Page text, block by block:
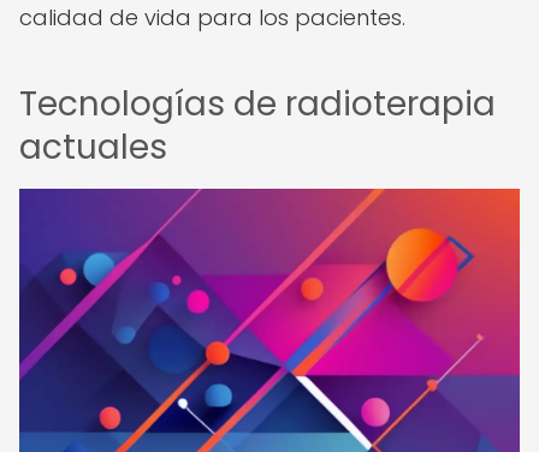
calidad de vida para los pacientes.
Tecnologías de radioterapia
actuales